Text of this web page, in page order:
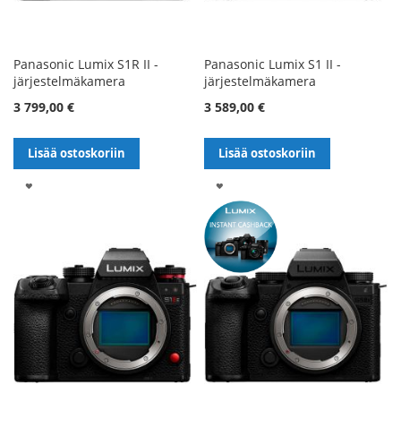
Panasonic Lumix S1R II -
järjestelmäkamera
3 799,00 €
Lisää ostoskoriin
Panasonic Lumix S1 II -
järjestelmäkamera
3 589,00 €
Lisää ostoskoriin
TOIVELISTALLE